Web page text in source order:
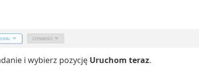
i wybierz pozycję Uruchom teraz.